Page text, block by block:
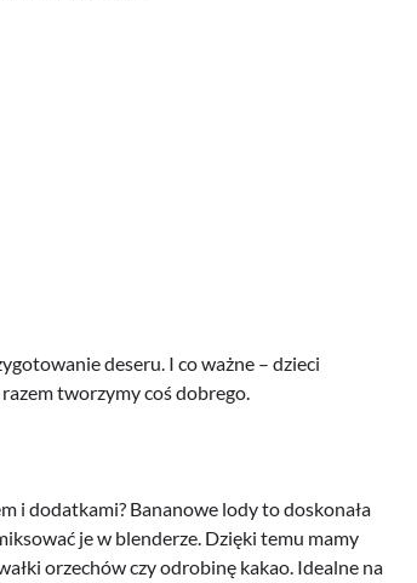
deseru. I co ważne – dzieci
tworzymy coś dobrego.
i dodatkami? Bananowe lody to doskonała
je w blenderze. Dzięki temu mamy
orzechów czy odrobinę kakao. Idealne na